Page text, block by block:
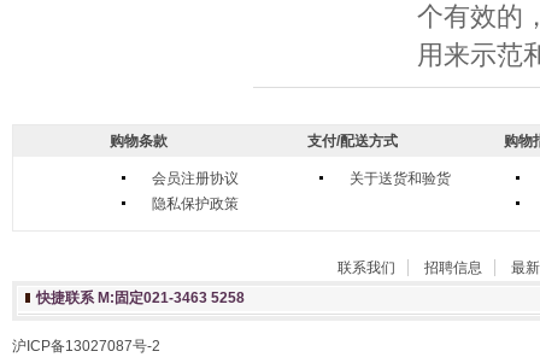
个有效的
用来示范
购物条款
会员注册协议
隐私保护政策
支付/配送方式
关于送货和验货
购物
联系我们 招聘信息
最
快捷联系 M:固定021-3463 5258
沪ICP备13027087号-2